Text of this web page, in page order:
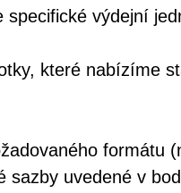
specifické výdejní
které nabízíme
formátu
sazby uvedené v